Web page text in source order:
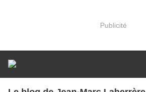
Publicité